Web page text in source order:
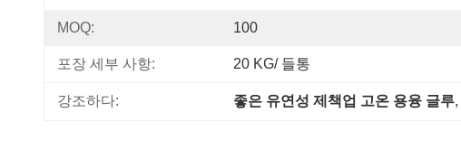
MOQ: 100
포장 세부 사항: 20 KG/ 들통
강조하다: 좋은 유연성 제책업 고온 용융 글루,